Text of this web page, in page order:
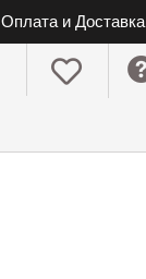
Оплата и Доставка